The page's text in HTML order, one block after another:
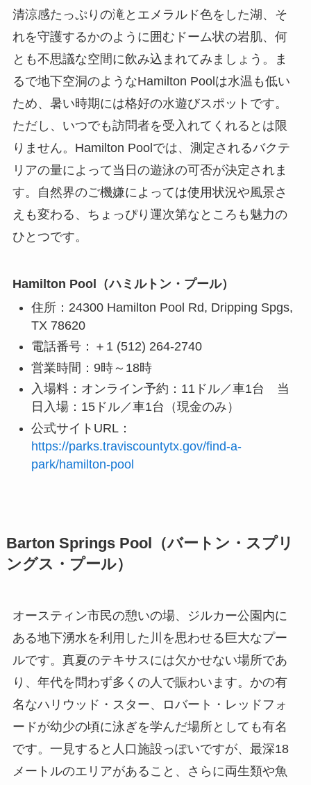
清涼感たっぷりの滝とエメラルド色をした湖、そ
れを守護するかのように囲むドーム状の岩肌、何
とも不思議な空間に飲み込まれてみましょう。ま
るで地下空洞のようなHamilton Poolは水温も低い
ため、暑い時期には格好の水遊びスポットです。
ただし、いつでも訪問者を受入れてくれるとは限
りません。Hamilton Poolでは、測定されるバクテ
リアの量によって当日の遊泳の可否が決定されま
す。自然界のご機嫌によっては使用状況や風景さ
えも変わる、ちょっぴり運次第なところも魅力の
ひとつです。
Hamilton Pool（ハミルトン・プール）
住所：24300 Hamilton Pool Rd, Dripping Spgs,
TX 78620
電話番号：＋1 (512) 264-2740
営業時間：9時～18時
入場料：オンライン予約：11ドル／車1台 当
日入場：15ドル／車1台（現金のみ）
公式サイトURL：
https://parks.traviscountytx.gov/find-a-
park/hamilton-pool
Barton Springs Pool（バートン・スプリ
ングス・プール）
オースティン市民の憩いの場、ジルカー公園内に
ある地下湧水を利用した川を思わせる巨大なプー
ルです。真夏のテキサスには欠かせない場所であ
り、年代を問わず多くの人で賑わいます。かの有
名なハリウッド・スター、ロバート・レッドフォ
ードが幼少の頃に泳ぎを学んだ場所としても有名
です。一見すると人口施設っぽいですが、最深18
メートルのエリアがあること、さらに両生類や魚